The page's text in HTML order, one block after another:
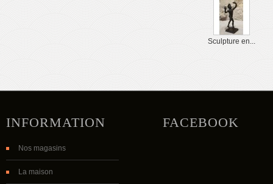
Sculpture en...
INFORMATION
Nos magasins
La maison
FACEBOOK